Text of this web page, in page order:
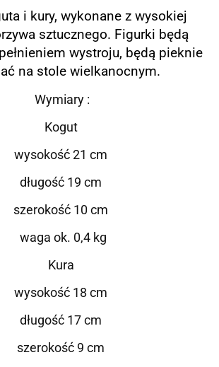
i kury, wykonane z wysokiej
sztucznego. Figurki będą
wystroju, będą pieknie
na stole wielkanocnym.
Wymiary :
Kogut
wysokość 21 cm
długość 19 cm
szerokość 10 cm
waga ok. 0,4 kg
Kura
wysokość 18 cm
długość 17 cm
szerokość 9 cm